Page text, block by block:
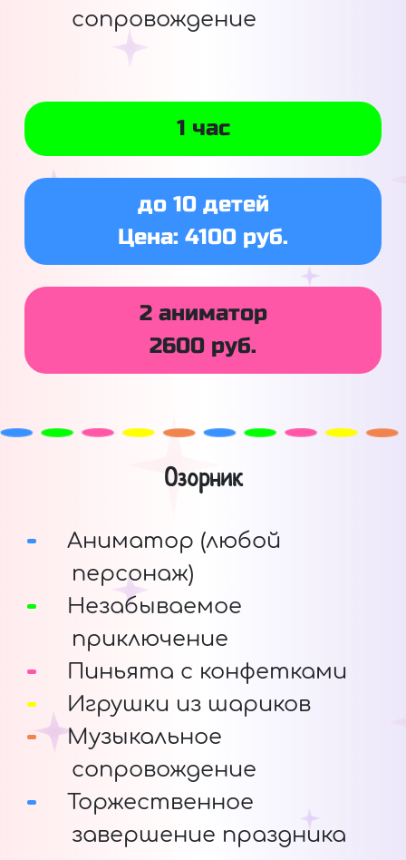
сопровождение
1 час
до 10 детей
Цена: 4100 руб.
2 аниматор
2600 руб.
Озорник
Аниматор (любой
персонаж)
Незабываемое
приключение
Пиньята с конфетками
Игрушки из шариков
Музыкальное
сопровождение
Торжественное
завершение праздника